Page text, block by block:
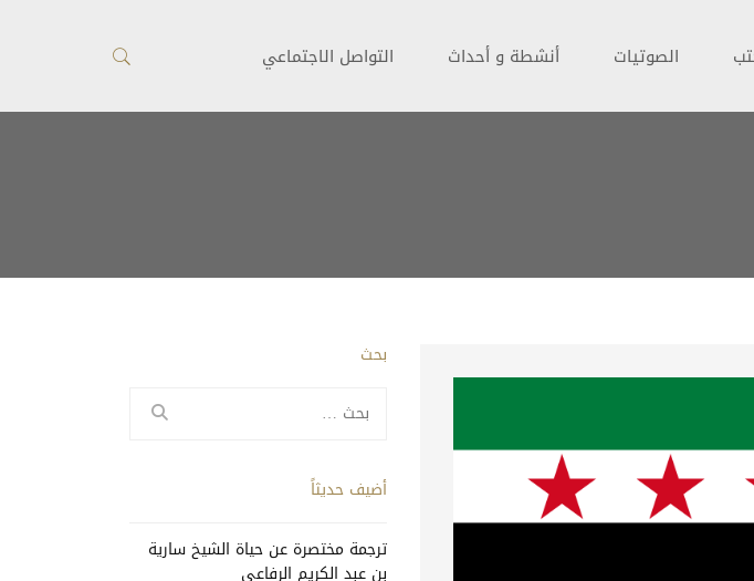
الصوتيات أنشطة و أحداث التواصل الاجتماعي
بحث
عن:
أضيف حديثاً
ترجمة مختصرة عن حياة الشيخ سارية
بن عبد الكريم الرفاعي